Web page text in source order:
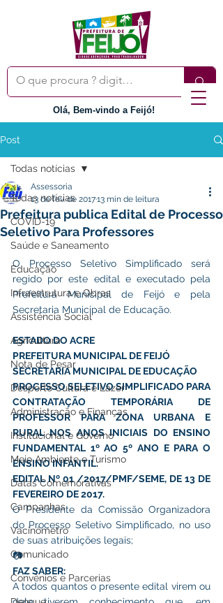
Olá, Bem-vindo a Feijó!
Post
Todas notícias
COVID-19
Saúde e Saneamento
Educação
Infraestrutura e Obras
Assistência Social
Agricultura
Nota de Pesar
Desporto Cultura e Lazer
Administração e Finanças
Institucional e Governo
Meio Ambiente e Turismo
Datas Comemorativas
Campanhas
Vacinômetro
Comunicado
Convênios e Parcerias
Todas notícias
Prefeitura publica Edital de Processo
Seletivo Para Professores
Assessoria
13 de fev. de 201713 min de leitura
O Processo Seletivo Simplificado será
regido por este edital e executado pela
Prefeitura Municipal de Feijó e pela
Secretaria Municipal de Educação.
ESTADO DO ACRE
PREFEITURA MUNICIPAL DE FEIJÓ
SECRETARIA MUNICIPAL DE EDUCAÇÃO
PROCESSO SELETIVO SIMPLIFICADO PARA
CONTRATAÇÃO TEMPORÁRIA DE
PROFESSOR PARA ZONA URBANA E
RURAL NOS ANOS INICIAIS DO ENSINO
FUNDAMENTAL 1º AO 5º ANO E PARA O
ENSINO INFANTIL.
EDITAL Nº 01 /2017/PMF/SEME, DE 13 DE
FEVEREIRO DE 2017.
O Presidente da Comissão Organizadora
do Processo Seletivo Simplificado, no uso
de suas atribuições legais;
📷
FAZ SABER:
A todos quantos o presente edital virem ou